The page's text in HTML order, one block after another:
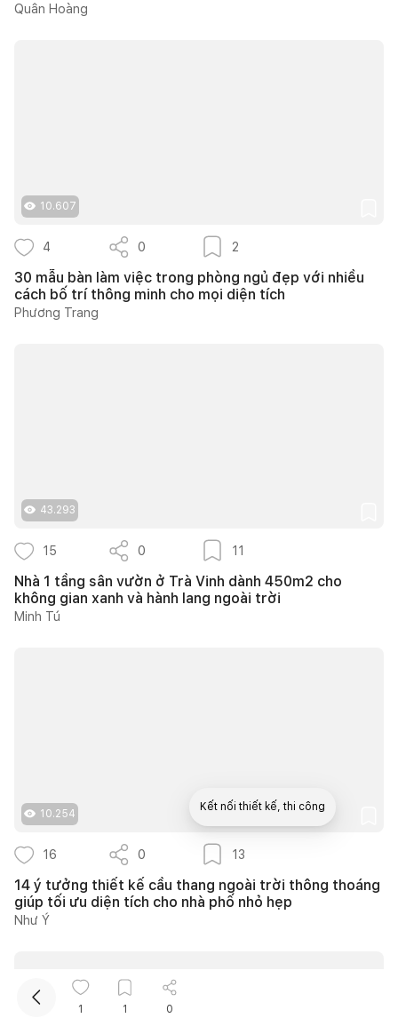
Quân Hoàng
10.607
4 0 2
30 mẫu bàn làm việc trong phòng ngủ đẹp với nhiều
cách bố trí thông minh cho mọi diện tích
Phương Trang
43.293
15 0 11
Nhà 1 tầng sân vườn ở Trà Vinh dành 450m2 cho
không gian xanh và hành lang ngoài trời
Minh Tú
10.254
16 0 13
14 ý tưởng thiết kế cầu thang ngoài trời thông thoáng
giúp tối ưu diện tích cho nhà phố nhỏ hẹp
Như Ý
1 1 0
Kết nối thiết kế, thi công
Mua sắm hoàn thiện nhà